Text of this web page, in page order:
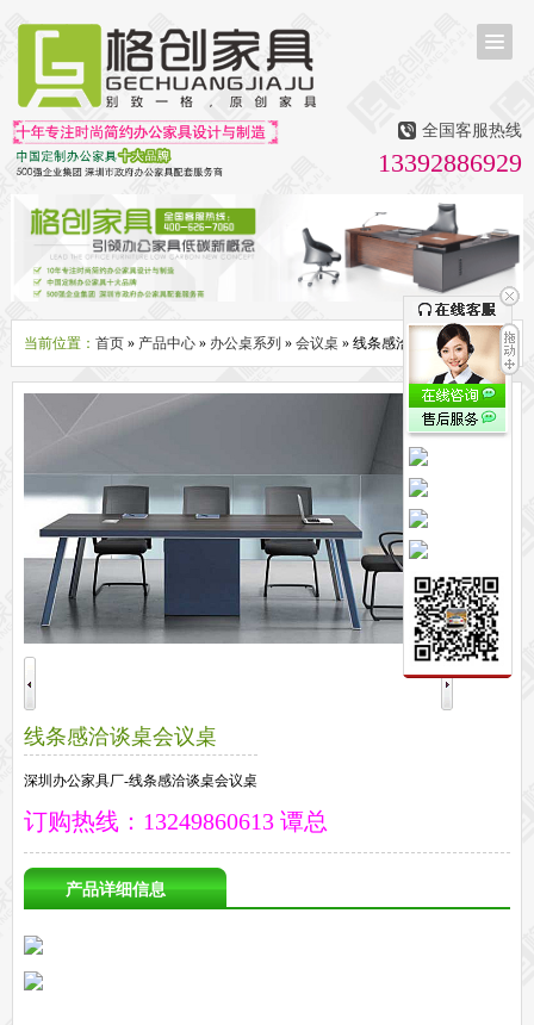
首页
茶台茶桌
多媒体会议室家具
办公屏风隔断系列
办公屏风卡位
高隔断墙 折叠屏风
组合职员台
办公桌系列
经理办公桌
会议桌
办公椅系列
休闲椅
老板大班椅 职员办公椅
办公沙发|茶几系列
文件柜系列
地柜
装饰柜 副柜 间隔柜 矮柜 实木文件柜 板式文件柜
钢制文件柜
保密文件柜
前台接待系列
前台
接待家具
培训桌
公共区域家具系列
高铁车站候车椅
酒店公寓家具
他们正在使用格创家具
办公家具资讯
格创动态
行业动态 家具常识
走进格创家具
申请友情链接
全国客服热线
13392886929
当前位置： 首页» 产品中心» 办公桌系列 » 会议桌 » 线条感洽谈桌会议桌
线条感洽谈桌会议桌
深圳办公家具厂-线条感洽谈桌会议桌
订购热线：13249860613 谭总
产品详细信息